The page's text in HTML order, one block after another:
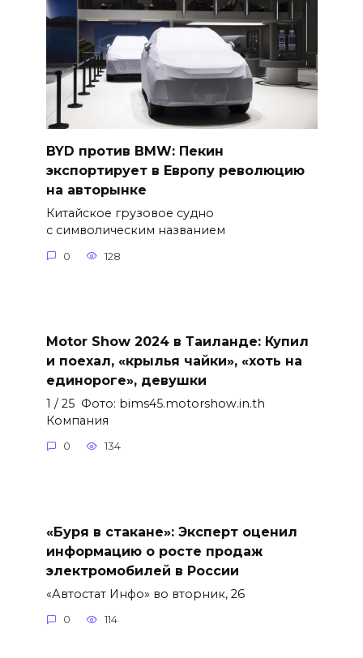
BYD против BMW: Пекин
экспортирует в Европу революцию
на авторынке
Китайское грузовое судно
с символическим названием
0 128
Motor Show 2024 в Таиланде: Купил
и поехал, «крылья чайки», «хоть на
единороге», девушки
1 / 25 Фото: bims45.motorshow.in.th
Компания
0 134
«Буря в стакане»: Эксперт оценил
информацию о росте продаж
электромобилей в России
«Автостат Инфо» во вторник, 26
0 114